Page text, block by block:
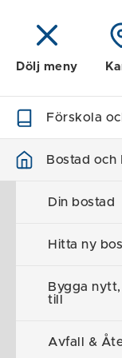
Meny
Dölj meny
Förskola
Bostad och
Din bostad
Hitta ny
Bygga
till
Avfall &